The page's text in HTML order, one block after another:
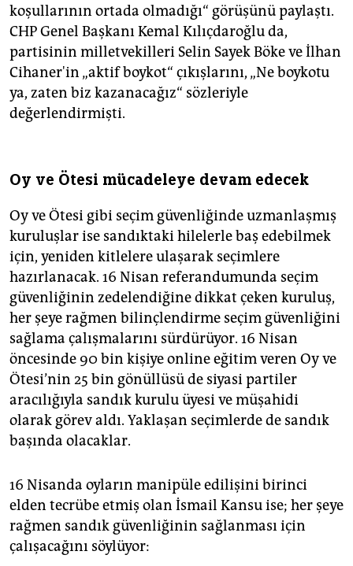
koşullarının ortada olmadığı“ görüşünü paylaştı.
CHP Genel Başkanı Kemal Kılıçdaroğlu da,
partisinin milletvekilleri Selin Sayek Böke ve İlhan
Cihaner'in „aktif boykot“ çıkışlarını, „Ne boykotu
ya, zaten biz kazanacağız“ sözleriyle
değerlendirmişti.
Oy ve Ötesi mücadeleye devam edecek
Oy ve Ötesi gibi seçim güvenliğinde uzmanlaşmış
kuruluşlar ise sandıktaki hilelerle baş edebilmek
için, yeniden kitlelere ulaşarak seçimlere
hazırlanacak. 16 Nisan referandumunda seçim
güvenliğinin zedelendiğine dikkat çeken kuruluş,
her şeye rağmen bilinçlendirme seçim güvenliğini
sağlama çalışmalarını sürdürüyor. 16 Nisan
öncesinde 90 bin kişiye online eğitim veren Oy ve
Ötesi’nin 25 bin gönüllüsü de siyasi partiler
aracılığıyla sandık kurulu üyesi ve müşahidi
olarak görev aldı. Yaklaşan seçimlerde de sandık
başında olacaklar.
16 Nisanda oyların manipüle edilişini birinci
elden tecrübe etmiş olan İsmail Kansu ise; her şeye
rağmen sandık güvenliğinin sağlanması için
çalışacağını söylüyor: